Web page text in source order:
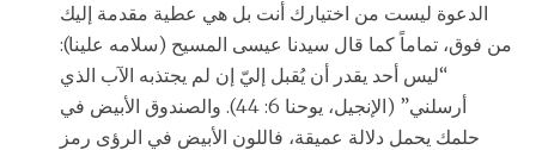
الدعوة ليست من اختيارك أنت بل هي عطية مقدمة إليك
من فوق، تماماً كما قال سيدنا عيسى المسيح (سلامه علينا):
“ليس أحد يقدر أن يُقبل إليّ إن لم يجتذبه الآب الذي
أرسلني” (الإنجيل، يوحنا 6: 44). والصندوق الأبيض في
حلمك يحمل دلالة عميقة، فاللون الأبيض في الرؤى رمز